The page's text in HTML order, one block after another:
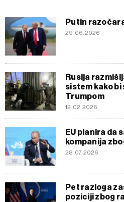
Putin
29.06.2026
Rusija
sistem kako bi
Trumpom
12.02.2026
EU planira da
kompanija
28.07.2026
Pet razloga
poziciji zbog